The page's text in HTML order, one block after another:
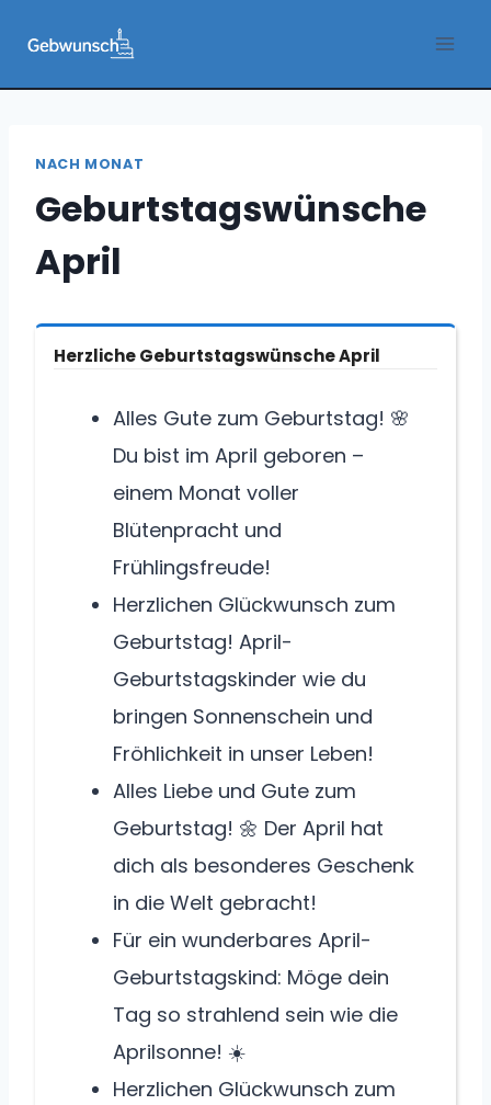
Inhalt
springen
NACH MONAT
Geburtstagswünsche
April
Herzliche Geburtstagswünsche April
Alles Gute zum Geburtstag! 🌸
Du bist im April geboren –
einem Monat voller
Blütenpracht und
Frühlingsfreude!
Herzlichen Glückwunsch zum
Geburtstag! April-
Geburtstagskinder wie du
bringen Sonnenschein und
Fröhlichkeit in unser Leben!
Alles Liebe und Gute zum
Geburtstag! 🌼 Der April hat
dich als besonderes Geschenk
in die Welt gebracht!
Für ein wunderbares April-
Geburtstagskind: Möge dein
Tag so strahlend sein wie die
Aprilsonne! ☀️
Herzlichen Glückwunsch zum